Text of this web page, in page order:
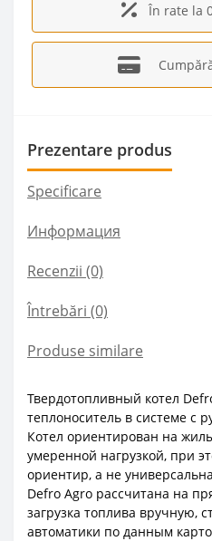
În rate la
Prezentare produs
Specificare
Информация
Recenzii (0)
Întrebări (0)
Produse similare
Твердотопливный котел
теплоноситель в системе с
Котел ориентирован на
умеренной нагрузкой, при
ориентир, а не
Defro Agro рассчитана на
загрузка топлива вручную,
автоматики по данным